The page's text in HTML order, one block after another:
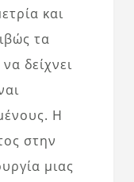
και
τα
δείχνει
Η
στην
μιας